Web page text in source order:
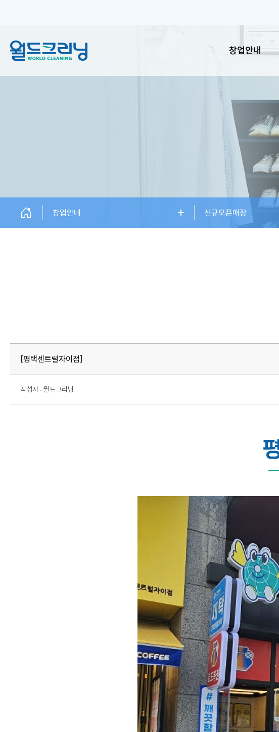
창업안내
회사비전
회사연혁
인증현황
오시는길
창업안내 신규오픈매장
[평택센트럴자이점]
작성자 : 월드크리닝